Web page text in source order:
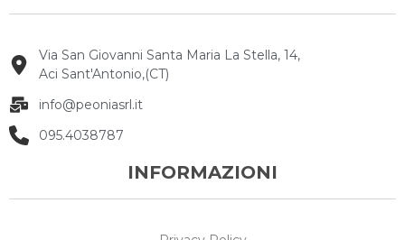
Via San Giovanni Santa Maria La Stella, 14,
Aci Sant'Antonio,(CT)
info@peoniasrl.it
095.4038787
INFORMAZIONI